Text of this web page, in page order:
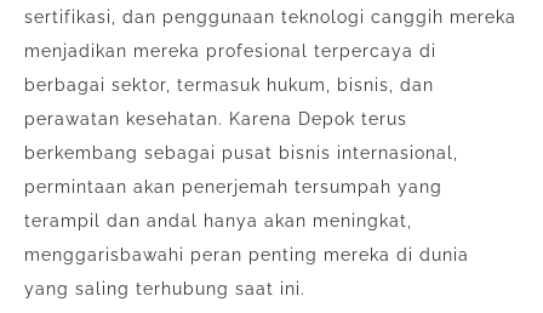
sertifikasi, dan penggunaan teknologi canggih mereka
menjadikan mereka profesional terpercaya di
berbagai sektor, termasuk hukum, bisnis, dan
perawatan kesehatan. Karena Depok terus
berkembang sebagai pusat bisnis internasional,
permintaan akan penerjemah tersumpah yang
terampil dan andal hanya akan meningkat,
menggarisbawahi peran penting mereka di dunia
yang saling terhubung saat ini.